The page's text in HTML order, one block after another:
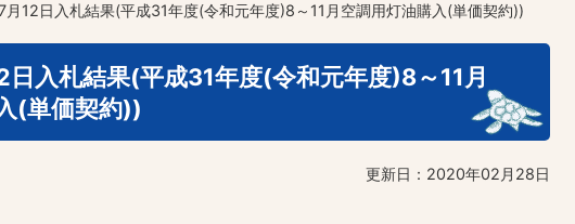
月12日入札結果(平成31年度(令和元年度)8～11月空調用灯油購入(単価契約))
日入札結果(平成31年度(令和元年度)8～11月
(単価契約))
更新日：2020年02月28日